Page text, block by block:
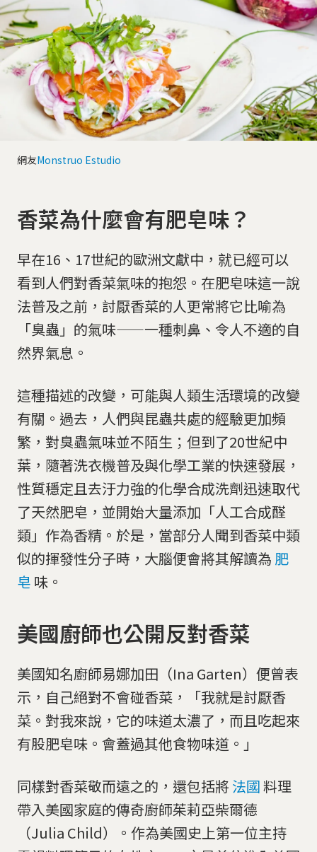
網友Monstruo Estudio
香菜為什麼會有肥皂味？
早在16、17世紀的歐洲文獻中，就已經可以
看到人們對香菜氣味的抱怨。在肥皂味這一說
法普及之前，討厭香菜的人更常將它比喻為
「臭蟲」的氣味——一種刺鼻、令人不適的自
然界氣息。
這種描述的改變，可能與人類生活環境的改變
有關。過去，人們與昆蟲共處的經驗更加頻
繁，對臭蟲氣味並不陌生；但到了20世紀中
葉，隨著洗衣機普及與化學工業的快速發展，
性質穩定且去汙力強的化學合成洗劑迅速取代
了天然肥皂，並開始大量添加「人工合成醛
類」作為香精。於是，當部分人聞到香菜中類
似的揮發性分子時，大腦便會將其解讀為 肥
皂 味。
美國廚師也公開反對香菜
美國知名廚師易娜加田（Ina Garten）便曾表
示，自己絕對不會碰香菜，「我就是討厭香
菜。對我來說，它的味道太濃了，而且吃起來
有股肥皂味。會蓋過其他食物味道。」
同樣對香菜敬而遠之的，還包括將 法國料理
帶入美國家庭的傳奇廚師茱莉亞柴爾德
（Julia Child）。作為美國史上第一位主持